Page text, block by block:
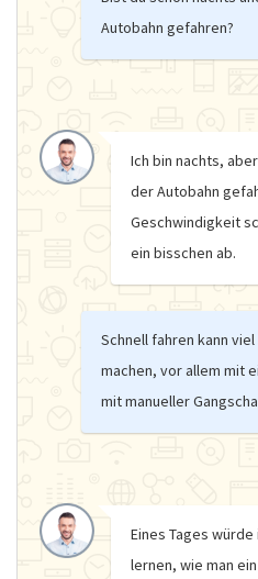
Autobahn gefahren?
Ich bin nachts,
der Autobahn
Geschwindigkeit
ein bisschen ab.
Schnell fahren kann viel
machen, vor allem mit
mit manueller
Eines Tages
lernen, wie man